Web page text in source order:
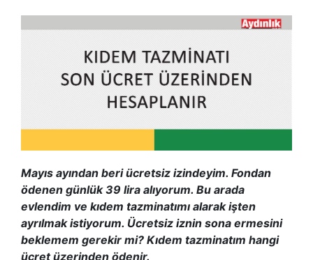
Mayıs ayından beri ücretsiz izindeyim. Fondan
ödenen günlük 39 lira alıyorum. Bu arada
evlendim ve kıdem tazminatımı alarak işten
ayrılmak istiyorum. Ücretsiz iznin sona ermesini
beklemem gerekir mi? Kıdem tazminatım hangi
ücret üzerinden ödenir.